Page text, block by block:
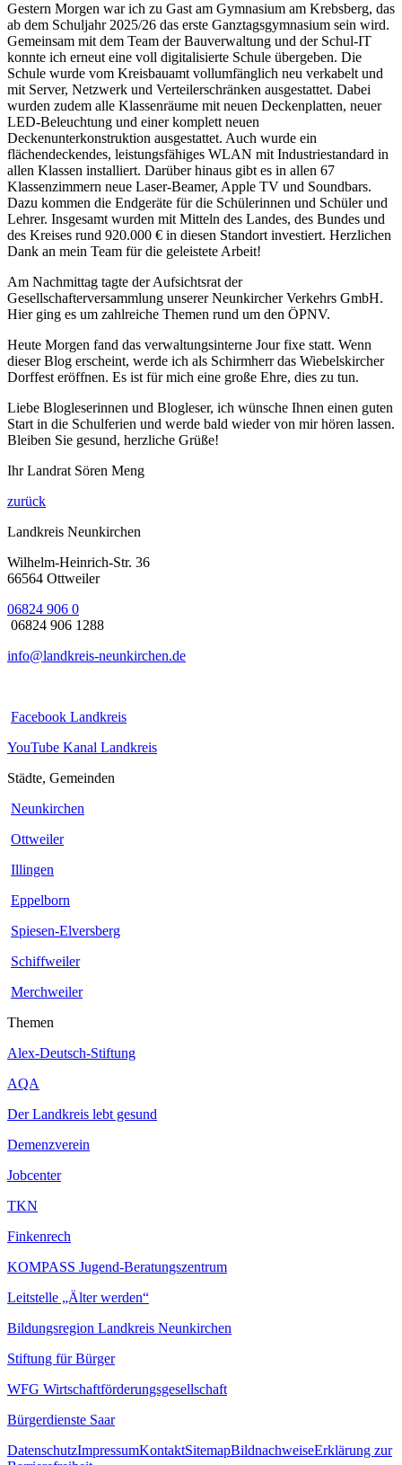
Gestern Morgen war ich zu Gast am Gymnasium am Krebsberg, das
ab dem Schuljahr 2025/26 das erste Ganztagsgymnasium sein wird.
Gemeinsam mit dem Team der Bauverwaltung und der Schul-IT
konnte ich erneut eine voll digitalisierte Schule übergeben. Die
Schule wurde vom Kreisbauamt vollumfänglich neu verkabelt und
mit Server, Netzwerk und Verteilerschränken ausgestattet. Dabei
wurden zudem alle Klassenräume mit neuen Deckenplatten, neuer
LED-Beleuchtung und einer komplett neuen
Deckenunterkonstruktion ausgestattet. Auch wurde ein
flächendeckendes, leistungsfähiges WLAN mit Industriestandard in
allen Klassen installiert. Darüber hinaus gibt es in allen 67
Klassenzimmern neue Laser-Beamer, Apple TV und Soundbars.
Dazu kommen die Endgeräte für die Schülerinnen und Schüler und
Lehrer. Insgesamt wurden mit Mitteln des Landes, des Bundes und
des Kreises rund 920.000 € in diesen Standort investiert. Herzlichen
Dank an mein Team für die geleistete Arbeit!
Am Nachmittag tagte der Aufsichtsrat der
Gesellschafterversammlung unserer Neunkircher Verkehrs GmbH.
Hier ging es um zahlreiche Themen rund um den ÖPNV.
Heute Morgen fand das verwaltungsinterne Jour fixe statt. Wenn
dieser Blog erscheint, werde ich als Schirmherr das Wiebelskircher
Dorffest eröffnen. Es ist für mich eine große Ehre, dies zu tun.
Liebe Blogleserinnen und Blogleser, ich wünsche Ihnen einen guten
Start in die Schulferien und werde bald wieder von mir hören lassen.
Bleiben Sie gesund, herzliche Grüße!
Ihr Landrat Sören Meng
zurück
Landkreis Neunkirchen
Wilhelm-Heinrich-Str. 36
66564 Ottweiler
06824 906 0
06824 906 1288
info@landkreis-neunkirchen.de
Facebook Landkreis
YouTube Kanal Landkreis
Städte, Gemeinden
Neunkirchen
Ottweiler
Illingen
Eppelborn
Spiesen-Elversberg
Schiffweiler
Merchweiler
Themen
Alex-Deutsch-Stiftung
AQA
Der Landkreis lebt gesund
Demenzverein
Jobcenter
TKN
Finkenrech
KOMPASS Jugend-Beratungszentrum
Leitstelle „Älter werden“
Bildungsregion Landkreis Neunkirchen
Stiftung für Bürger
WFG Wirtschaftförderungsgesellschaft
Bürgerdienste Saar
DatenschutzImpressumKontaktSitemapBildnachweiseErklärung zur